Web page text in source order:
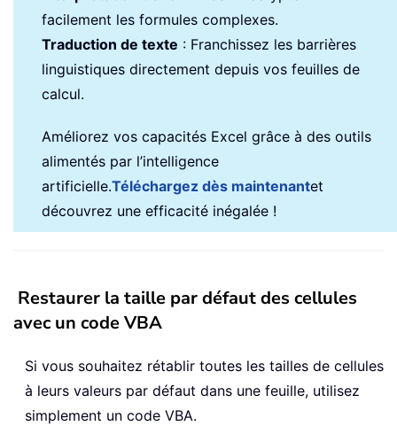
facilement les formules complexes.
Traduction de texte : Franchissez les barrières
linguistiques directement depuis vos feuilles de
calcul.
Améliorez vos capacités Excel grâce à des outils
alimentés par l’intelligence
artificielle.Téléchargez dès maintenantet
découvrez une efficacité inégalée !
Restaurer la taille par défaut des cellules
avec un code VBA
Si vous souhaitez rétablir toutes les tailles de cellules
à leurs valeurs par défaut dans une feuille, utilisez
simplement un code VBA.